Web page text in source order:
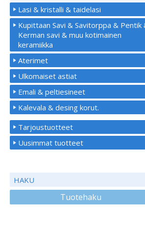
Lasi & kristalli & taidelasi
Kupittaan Savi & Savitorppa & Pentik
Kerman savi & muu kotimainen
keramiikka
Aterimet
Ulkomaiset astiat
Emali & peltiesineet
Kalevala & desing korut.
Tarjoustuotteet
Uusimmat tuotteet
HAKU
Tuotehaku